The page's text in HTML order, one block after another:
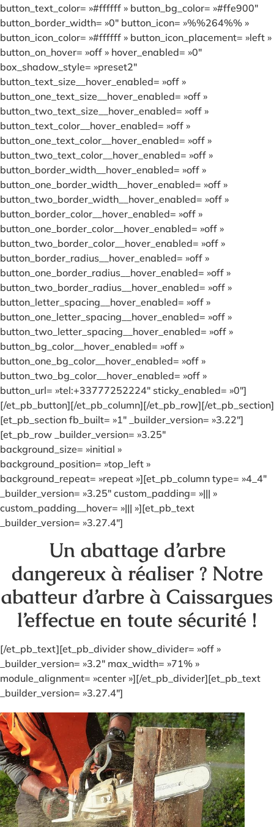
button_text_color= »#ffffff » button_bg_color= »#ffe900″
button_border_width= »0″ button_icon= »%%264%% »
button_icon_color= »#ffffff » button_icon_placement= »left »
button_on_hover= »off » hover_enabled= »0″
box_shadow_style= »preset2″
button_text_size__hover_enabled= »off »
button_one_text_size__hover_enabled= »off »
button_two_text_size__hover_enabled= »off »
button_text_color__hover_enabled= »off »
button_one_text_color__hover_enabled= »off »
button_two_text_color__hover_enabled= »off »
button_border_width__hover_enabled= »off »
button_one_border_width__hover_enabled= »off »
button_two_border_width__hover_enabled= »off »
button_border_color__hover_enabled= »off »
button_one_border_color__hover_enabled= »off »
button_two_border_color__hover_enabled= »off »
button_border_radius__hover_enabled= »off »
button_one_border_radius__hover_enabled= »off »
button_two_border_radius__hover_enabled= »off »
button_letter_spacing__hover_enabled= »off »
button_one_letter_spacing__hover_enabled= »off »
button_two_letter_spacing__hover_enabled= »off »
button_bg_color__hover_enabled= »off »
button_one_bg_color__hover_enabled= »off »
button_two_bg_color__hover_enabled= »off »
button_url= »tel:+33777252224″ sticky_enabled= »0″]
[/et_pb_button][/et_pb_column][/et_pb_row][/et_pb_section]
[et_pb_section fb_built= »1″ _builder_version= »3.22″]
[et_pb_row _builder_version= »3.25″
background_size= »initial »
background_position= »top_left »
background_repeat= »repeat »][et_pb_column type= »4_4″
_builder_version= »3.25″ custom_padding= »||| »
custom_padding__hover= »||| »][et_pb_text
_builder_version= »3.27.4″]
Un abattage d’arbre
dangereux à réaliser ? Notre
abatteur d’arbre à Caissargues
l’effectue en toute sécurité !
[/et_pb_text][et_pb_divider show_divider= »off »
_builder_version= »3.2″ max_width= »71% »
module_alignment= »center »][/et_pb_divider][et_pb_text
_builder_version= »3.27.4″]